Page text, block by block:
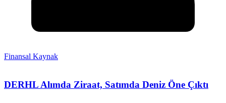
Finansal Kaynak
DERHL Alımda Ziraat, Satımda Deniz Öne Çıktı